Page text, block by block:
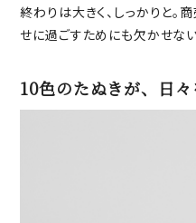
終わりは大きく、しっかりと。
せに過ごすためにも欠かせない
10色のたぬきが、日々